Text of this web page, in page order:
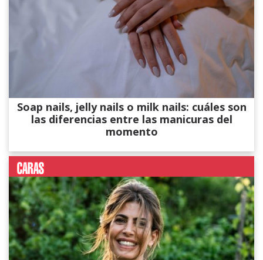
Soap nails, jelly nails o milk nails: cuáles son
las diferencias entre las manicuras del
momento